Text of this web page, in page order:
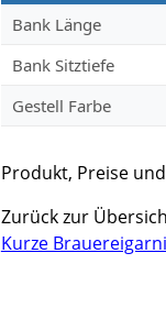
Bank Länge
Bank Sitztiefe
Gestell Farbe
Produkt, Preise
Zurück zur
Kurze